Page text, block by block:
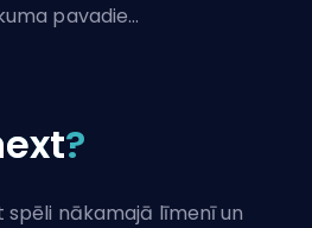
pavadie...
?
spēli nākamajā līmenī un